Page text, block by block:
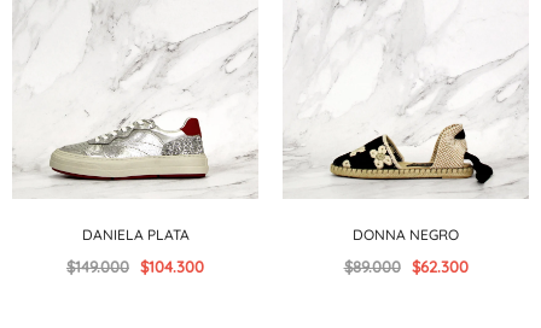
DANIELA PLATA
$149.000 $104.300
DONNA NEGRO
$89.000 $62.300